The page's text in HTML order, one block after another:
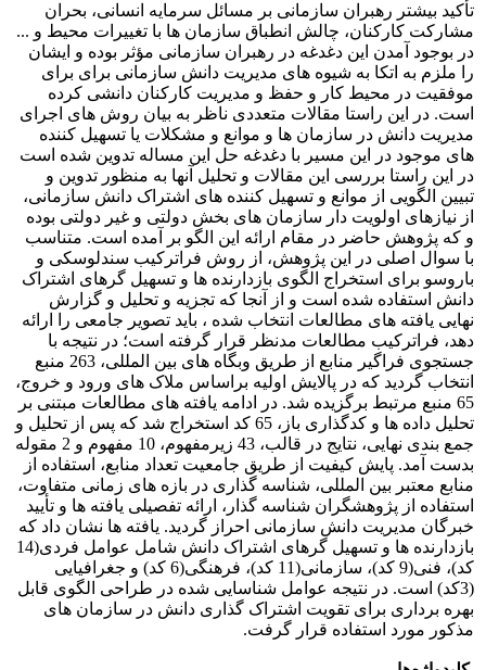
تأکید بیشتر رهبران سازمانی بر مسائل سرمایه انسانی، بحران
مشارکت کارکنان، چالش انطباق سازمان ها با تغییرات محیط و ...
در بوجود آمدن این دغدغه در رهبران سازمانی مؤثر بوده و ایشان
را ملزم به اتکا به شیوه های مدیریت دانش سازمانی برای برای
موفقیت در محیط کار و حفظ و مدیریت کارکنان دانشی کرده
است. در این راستا مقالات متعددی ناظر به بیان روش های اجرای
مدیریت دانش در سازمان ها و موانع و مشکلات یا تسهیل کننده
های موجود در این مسیر با دغدغه حل این مساله تدوین شده است
در این راستا بررسی این مقالات و تحلیل آنها به منظور تدوین و
تبیین الگویی از موانع و تسهیل کننده های اشتراک دانش سازمانی،
از نیازهای اولویت دار سازمان های بخش دولتی و غیر دولتی بوده
و که پژوهش حاضر در مقام ارائه این الگو بر آمده است. متناسب
با سوال اصلی در این پژوهش، از روش فراترکیب سندلوسکی و
باروسو برای استخراج الگوی بازدارنده ها و تسهیل گرهای اشتراک
دانش استفاده شده است و از آنجا که تجزیه و تحلیل و گزارش
نهایی یافته های مطالعات انتخاب شده ، باید تصویر جامعی را ارائه
دهد، فراترکیب مطالعات مدنظر قرار گرفته است؛ در نتیجه با
جستجوی فراگیر منابع از طریق وبگاه های بین المللی، 263 منبع
انتخاب گردید که در پالایش اولیه براساس ملاک های ورود و خروج،
65 منبع مرتبط برگزیده شد. در ادامه یافته های مطالعات مبتنی بر
تحلیل داده ها و کدگذاری باز، 65 کد استخراج شد که پس از تحلیل و
جمع بندی نهایی، نتایج در قالب، 43 زیرمفهوم، 10 مفهوم و 2 مقوله
بدست آمد. پایش کیفیت از طریق جامعیت تعداد منابع، استفاده از
منابع معتبر بین المللی، شناسه گذاری در بازه های زمانی متفاوت،
استفاده از پژوهشگران شناسه گذار، ارائه تفصیلی یافته ها و تأیید
خبرگان مدیریت دانش سازمانی احراز گردید. یافته ها نشان داد که
بازدارنده ها و تسهیل گرهای اشتراک دانش شامل عوامل فردی(14
کد)، فنی(9 کد)، سازمانی(11 کد)، فرهنگی(6 کد) و جغرافیایی
(3کد) است. در نتیجه عوامل شناسایی شده در طراحی الگوی قابل
بهره برداری برای تقویت اشتراک گذاری دانش در سازمان های
مذکور مورد استفاده قرار گرفت.